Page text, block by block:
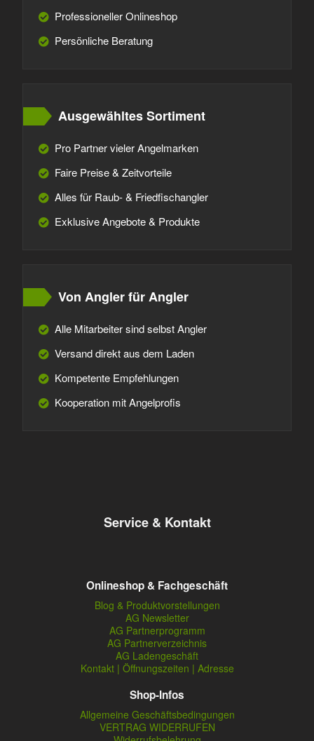
Professioneller Onlineshop
Persönliche Beratung
Ausgewähltes Sortiment
Pro Partner vieler Angelmarken
Faire Preise & Zeitvorteile
Alles für Raub- & Friedfischangler
Exklusive Angebote & Produkte
Von Angler für Angler
Alle Mitarbeiter sind selbst Angler
Versand direkt aus dem Laden
Kompetente Empfehlungen
Kooperation mit Angelprofis
Service & Kontakt
Onlineshop & Fachgeschäft
Blog & Produktvorstellungen
AG Newsletter
AG Partnerprogramm
AG Partnerverzeichnis
AG Ladengeschäft
Kontakt | Öffnungszeiten | Adresse
Shop-Infos
Allgemeine Geschäftsbedingungen
VERTRAG WIDERRUFEN